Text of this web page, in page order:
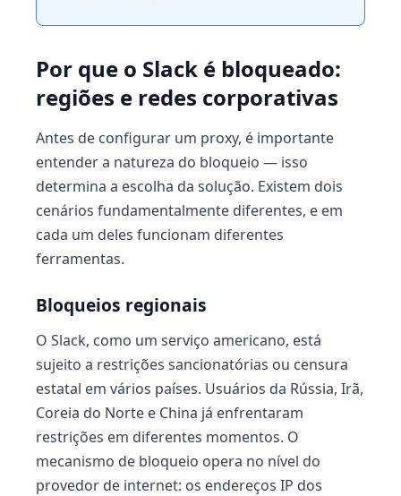
Por que o Slack é bloqueado:
regiões e redes corporativas
Antes de configurar um proxy, é importante
entender a natureza do bloqueio — isso
determina a escolha da solução. Existem dois
cenários fundamentalmente diferentes, e em
cada um deles funcionam diferentes
ferramentas.
Bloqueios regionais
O Slack, como um serviço americano, está
sujeito a restrições sancionatórias ou censura
estatal em vários países. Usuários da Rússia, Irã,
Coreia do Norte e China já enfrentaram
restrições em diferentes momentos. O
mecanismo de bloqueio opera no nível do
provedor de internet: os endereços IP dos